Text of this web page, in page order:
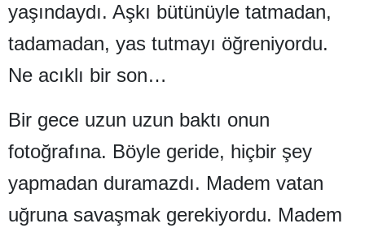
Van
Yozgat
Aksaray
Bayburt
Karaman
Kırıkkale
yaşındaydı. Aşkı bütünüyle tatmadan,
tadamadan, yas tutmayı öğreniyordu.
Ne acıklı bir son…
Bir gece uzun uzun baktı onun
fotoğrafına. Böyle geride, hiçbir şey
yapmadan duramazdı. Madem vatan
uğruna savaşmak gerekiyordu. Madem